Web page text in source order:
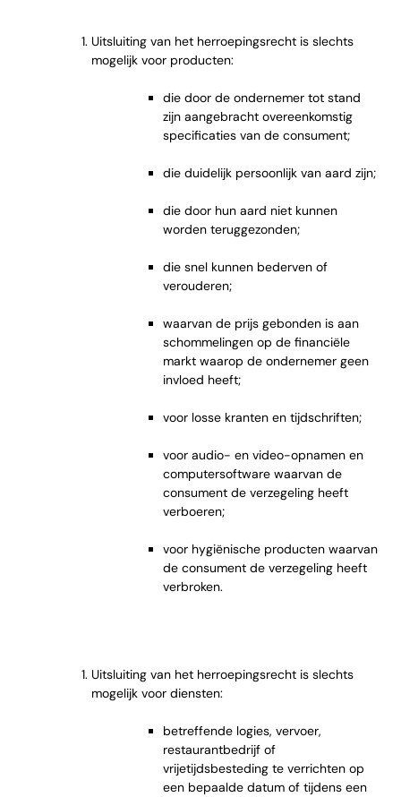
Uitsluiting van het herroepingsrecht is slechts
mogelijk voor producten:
die door de ondernemer tot stand
zijn aangebracht overeenkomstig
specificaties van de consument;
die duidelijk persoonlijk van aard zijn;
die door hun aard niet kunnen
worden teruggezonden;
die snel kunnen bederven of
verouderen;
waarvan de prijs gebonden is aan
schommelingen op de financiële
markt waarop de ondernemer geen
invloed heeft;
voor losse kranten en tijdschriften;
voor audio- en video-opnamen en
computersoftware waarvan de
consument de verzegeling heeft
verboeren;
voor hygiënische producten waarvan
de consument de verzegeling heeft
verbroken.
Uitsluiting van het herroepingsrecht is slechts
mogelijk voor diensten:
betreffende logies, vervoer,
restaurantbedrijf of
vrijetijdsbesteding te verrichten op
een bepaalde datum of tijdens een